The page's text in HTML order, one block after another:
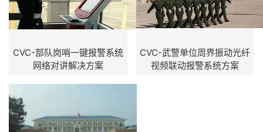
CVC-部队岗哨一键报警系统
网络对讲解决方案
CVC-武警单位周界振动光纤
视频联动报警系统方案